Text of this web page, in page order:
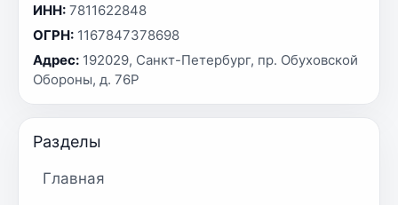
ИНН: 7811622848
ОГРН: 1167847378698
Адрес: 192029, Санкт-Петербург, пр. Обуховской
Обороны, д. 76Р
Разделы
Главная